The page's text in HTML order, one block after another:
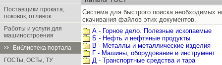
Поставщики проката,
поковок, отливок
Работы и услуги для
машиностроения
Библиотека портала
ГОСТы, ОСТы, ТУ
Система для быстрого поиска необходимых
скачивания файлов этих документов.
А - Горное дело. Полезные ископаемые
Б - Нефть и нефтяные продукты
В - Металлы и металлические изделия
Г - Машины, оборудование и инструмент
Д - Транспортные средства и тара